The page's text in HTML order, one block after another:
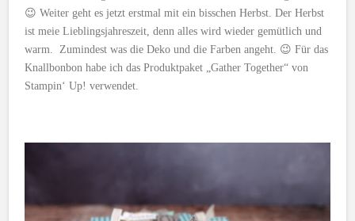
😉 Weiter geht es jetzt erstmal mit ein bisschen Herbst. Der Herbst
ist meie Lieblingsjahreszeit, denn alles wird wieder gemütlich und
warm. Zumindest was die Deko und die Farben angeht. 😉 Für das
Knallbonbon habe ich das Produktpaket „Gather Together“ von
Stampin‘ Up! verwendet.